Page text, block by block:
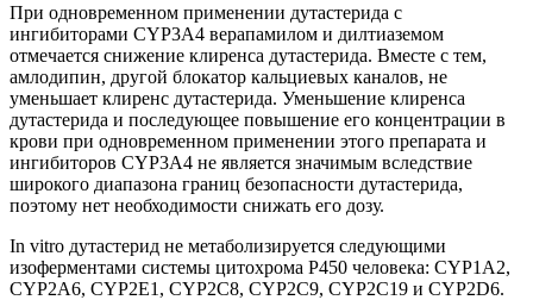
При одновременном применении дутастерида с
ингибиторами CYP3A4 верапамилом и дилтиаземом
отмечается снижение клиренса дутастерида. Вместе с тем,
амлодипин, другой блокатор кальциевых каналов, не
уменьшает клиренс дутастерида. Уменьшение клиренса
дутастерида и последующее повышение его концентрации в
крови при одновременном применении этого препарата и
ингибиторов CYP3A4 не является значимым вследствие
широкого диапазона границ безопасности дутастерида,
поэтому нет необходимости снижать его дозу.
In vitro дутастерид не метаболизируется следующими
изоферментами системы цитохрома Р450 человека: CYP1A2,
CYP2A6, CYP2E1, CYP2C8, CYP2C9, CYP2C19 и CYP2D6.